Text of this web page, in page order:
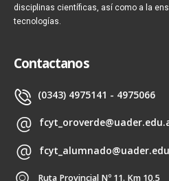
disciplinas científicas, así como a la
tecnologías.
Contactanos
(0343) 4975141 - 4975066
Ruta Provincial Nº 11. Km 10,5